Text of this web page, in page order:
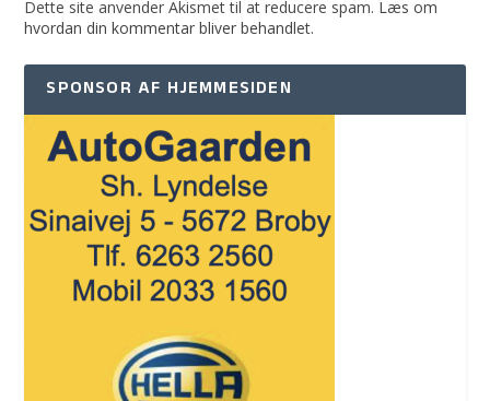
Dette site anvender Akismet til at reducere spam. Læs om
hvordan din kommentar bliver behandlet.
SPONSOR AF HJEMMESIDEN